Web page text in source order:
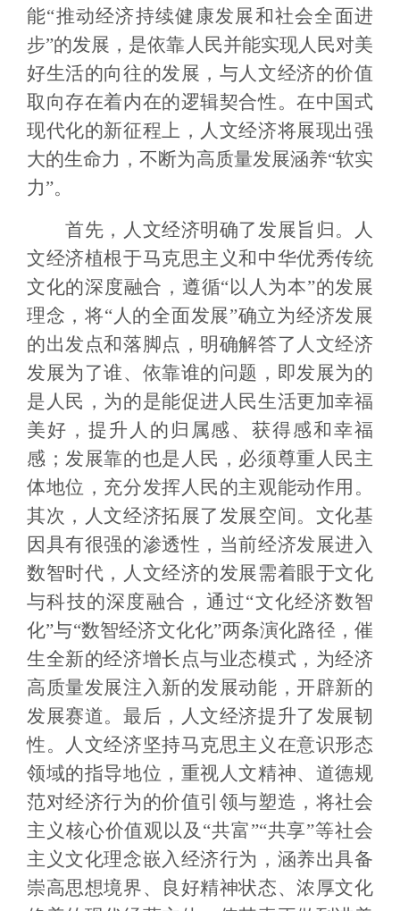
能“推动经济持续健康发展和社会全面进
步”的发展，是依靠人民并能实现人民对美
好生活的向往的发展，与人文经济的价值
取向存在着内在的逻辑契合性。在中国式
现代化的新征程上，人文经济将展现出强
大的生命力，不断为高质量发展涵养“软实
力”。
首先，人文经济明确了发展旨归。人
文经济植根于马克思主义和中华优秀传统
文化的深度融合，遵循“以人为本”的发展
理念，将“人的全面发展”确立为经济发展
的出发点和落脚点，明确解答了人文经济
发展为了谁、依靠谁的问题，即发展为的
是人民，为的是能促进人民生活更加幸福
美好，提升人的归属感、获得感和幸福
感；发展靠的也是人民，必须尊重人民主
体地位，充分发挥人民的主观能动作用。
其次，人文经济拓展了发展空间。文化基
因具有很强的渗透性，当前经济发展进入
数智时代，人文经济的发展需着眼于文化
与科技的深度融合，通过“文化经济数智
化”与“数智经济文化化”两条演化路径，催
生全新的经济增长点与业态模式，为经济
高质量发展注入新的发展动能，开辟新的
发展赛道。最后，人文经济提升了发展韧
性。人文经济坚持马克思主义在意识形态
领域的指导地位，重视人文精神、道德规
范对经济行为的价值引领与塑造，将社会
主义核心价值观以及“共富”“共享”等社会
主义文化理念嵌入经济行为，涵养出具备
崇高思想境界、良好精神状态、浓厚文化